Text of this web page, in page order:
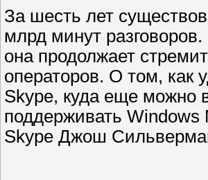
За шесть лет
млрд минут
она продолжает
операторов. О том, как
Skype, куда еще можно
поддерживать Windows
Skype Джош